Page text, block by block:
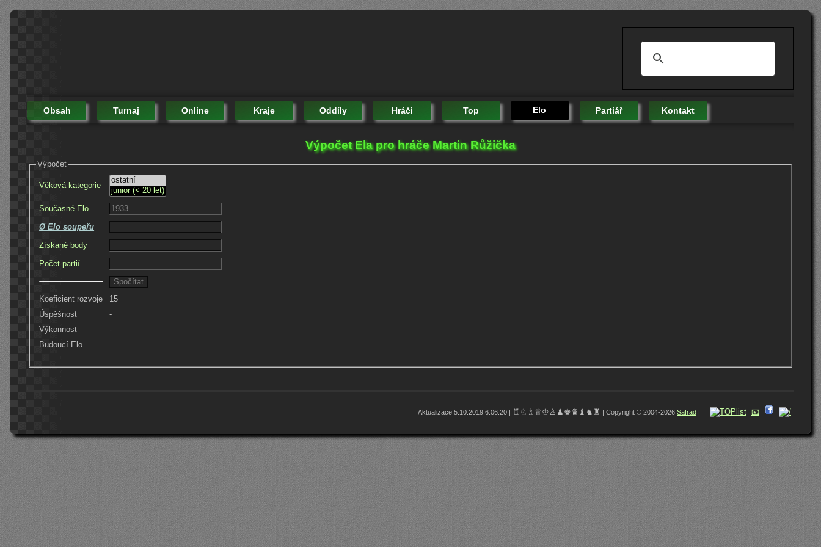
Obsah Turnaj Online Kraje Oddíly Hráči Top Elo Partiář Kontakt
Výpočet Ela pro hráče Martin Růžička
Výpočet
Věková kategorie
Současné Elo
Ø Elo soupeřu
Získané body
Počet partií
Koeficient rozvoje
15
Úspěšnost
-
Výkonnost
-
Budoucí Elo
Aktualizace 5.10.2019 6:06:20 | ♖♘♗♕♔♙♟♚♛♝♞♜ | Copyright © 2004-2026 Safrad | 📧